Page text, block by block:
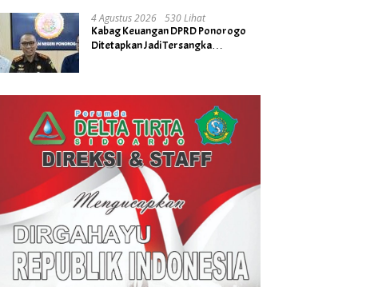
4 Agustus 2026
530 Lihat
Kabag Keuangan DPRD Ponorogo
Ditetapkan Jadi Tersangka